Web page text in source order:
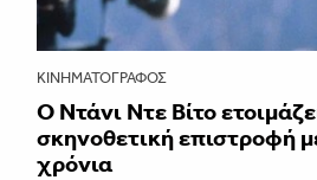
ΚΙΝΗΜΑΤΟΓΡΆΦΟΣ
Ο Ντάνι Ντε Βίτο
σκηνοθετική επιστροφή
χρόνια